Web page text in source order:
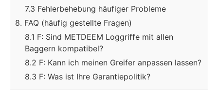
7.3 Fehlerbehebung häufiger Probleme
8. FAQ (häufig gestellte Fragen)
8.1 F: Sind METDEEM Loggriffe mit allen
Baggern kompatibel?
8.2 F: Kann ich meinen Greifer anpassen lassen?
8.3 F: Was ist Ihre Garantiepolitik?